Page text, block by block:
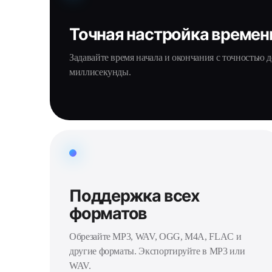
Точная настройка
Задавайте время начала и окончания с точностью
миллисекунды.
Поддержка всех
форматов
Обрезайте MP3, WAV, OGG, M4A, FLAC и
другие форматы. Экспортируйте в MP3 или
WAV.